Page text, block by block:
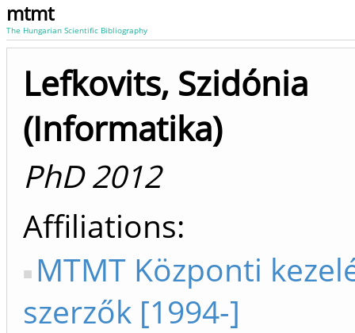
mtmt
The Hungarian Scientific Bibliography
Lefkovits, Szidónia
(Informatika)
PhD 2012
Affiliations
MTMT Központi
szerzők [1994-]